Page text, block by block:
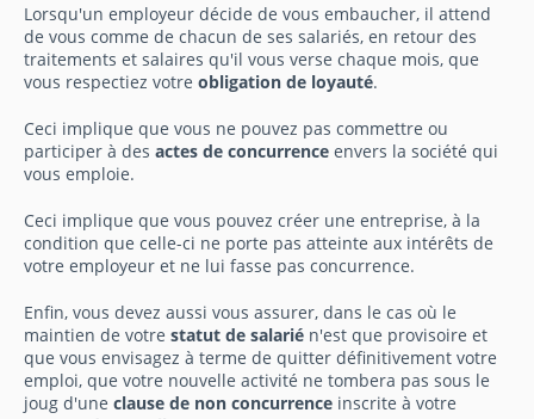
Lorsqu'un employeur décide de vous embaucher, il attend
de vous comme de chacun de ses salariés, en retour des
traitements et salaires qu'il vous verse chaque mois, que
vous respectiez votre obligation de loyauté.
Ceci implique que vous ne pouvez pas commettre ou
participer à des actes de concurrence envers la société qui
vous emploie.
Ceci implique que vous pouvez créer une entreprise, à la
condition que celle-ci ne porte pas atteinte aux intérêts de
votre employeur et ne lui fasse pas concurrence.
Enfin, vous devez aussi vous assurer, dans le cas où le
maintien de votre statut de salarié n'est que provisoire et
que vous envisagez à terme de quitter définitivement votre
emploi, que votre nouvelle activité ne tombera pas sous le
joug d'une clause de non concurrence inscrite à votre